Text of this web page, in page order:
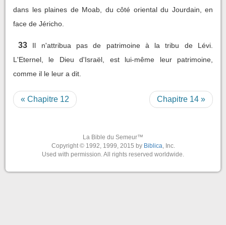
dans les plaines de Moab, du côté oriental du Jourdain, en
face de Jéricho.
33
Il n'attribua pas de patrimoine à la tribu de Lévi.
L'Eternel, le Dieu d'Israël, est lui-même leur patrimoine,
comme il le leur a dit.
« Chapitre 12 Chapitre 14 »
La Bible du Semeur™
Copyright © 1992, 1999, 2015 by Biblica, Inc.
Used with permission. All rights reserved worldwide.